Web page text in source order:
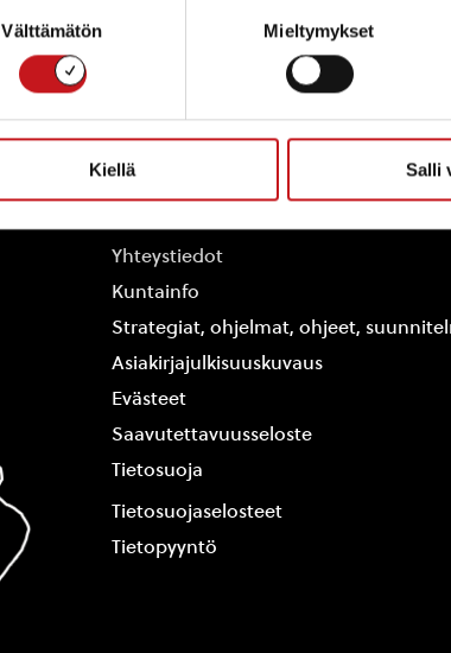
Välttämätön Mieltymykset
Kiellä Salli
Yhteystiedot
Kuntainfo
Strategiat, ohjelmat, ohjeet,
Asiakirjajulkisuuskuvaus
Evästeet
Saavutettavuusseloste
Tietosuoja
Tietosuojaselosteet
Tietopyyntö